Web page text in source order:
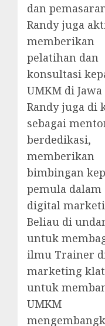
dan
Randy juga
memberikan
pelatihan dan
konsultasi
UMKM di Jawa
Randy juga di
sebagai
berdedikasi,
memberikan
bimbingan
pemula dalam
digital
Beliau di
untuk
ilmu Trainer
marketing
untuk
UMKM